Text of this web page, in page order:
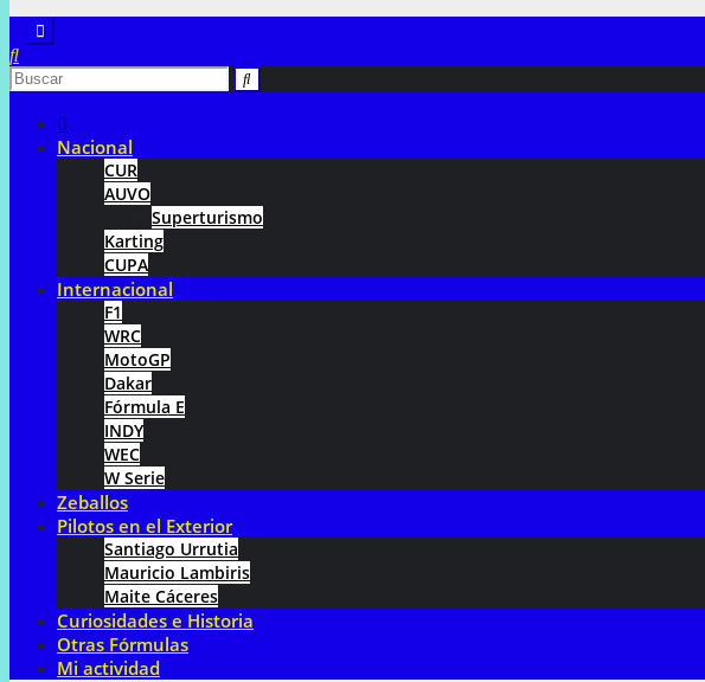
Nacional
CUR
AUVO
Superturismo
Karting
CUPA
Internacional
F1
WRC
MotoGP
Dakar
Fórmula E
INDY
WEC
W Serie
Zeballos
Pilotos en el Exterior
Santiago Urrutia
Mauricio Lambiris
Maite Cáceres
Curiosidades e Historia
Otras Fórmulas
Mi actividad